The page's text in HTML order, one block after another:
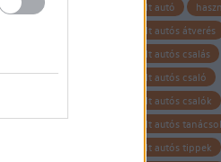
használt autó
használt autós átverés
használt autós csalás
használt autós csaló
használt autós csalók
használt autós
használt autós tippek